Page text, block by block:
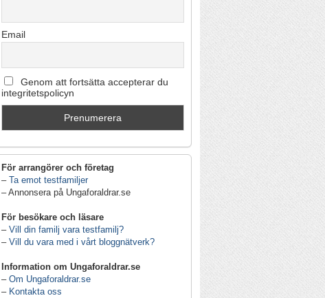
Email
Genom att fortsätta accepterar du
integritetspolicyn
För arrangörer och företag
– Ta emot testfamiljer
– Annonsera på Ungaforaldrar.se
För besökare och läsare
– Vill din familj vara testfamilj?
– Vill du vara med i vårt bloggnätverk?
Information om Ungaforaldrar.se
– Om Ungaforaldrar.se
– Kontakta oss